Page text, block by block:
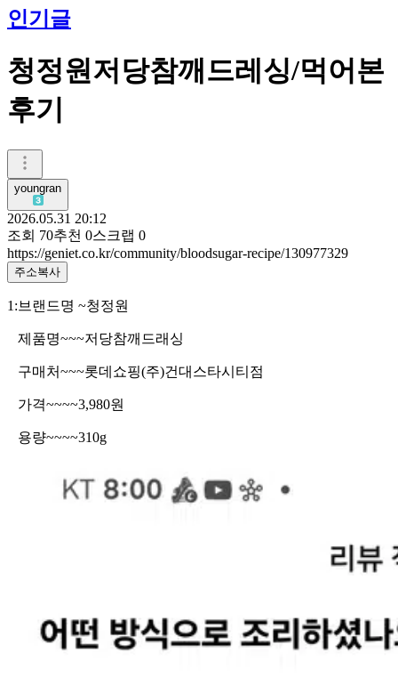
인기글
청정원저당참깨드레싱/먹어본
후기
youngran
2026.05.31 20:12
조회 70추천 0스크랩 0
https://geniet.co.kr/community/bloodsugar-recipe/130977329
주소복사
1:브랜드명 ~청정원
제품명~~~저당참깨드래싱
구매처~~~롯데쇼핑(주)건대스타시티점
가격~~~~3,980원
용량~~~~310g